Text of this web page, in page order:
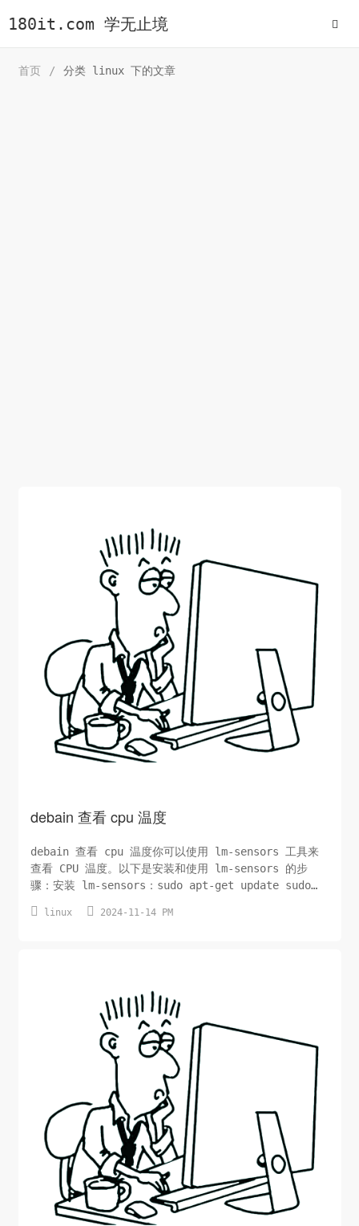
180it.com 学无止境
首页 / 分类 linux 下的文章
debain 查看 cpu 温度
debain 查看 cpu 温度你可以使用 lm-sensors 工具来
查看 CPU 温度。以下是安装和使用 lm-sensors 的步
骤：安装 lm-sensors：sudo apt-get update sudo
来检测传感器：sudo sensors-detect查看 CPU 温度：
 linux  2024-11-14 PM